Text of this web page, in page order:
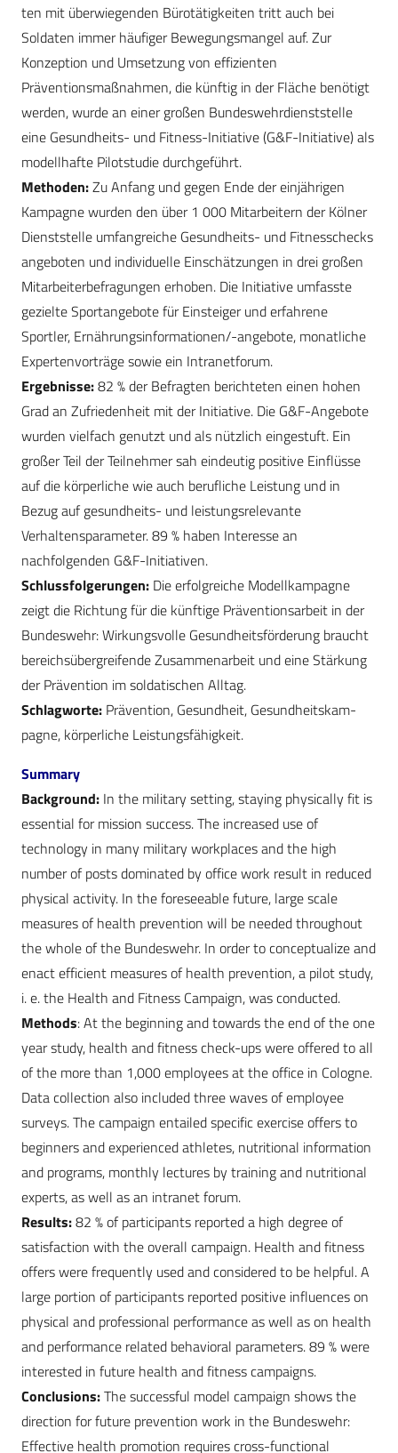
ten mit überwiegenden Bürotätigkeiten tritt auch bei
Soldaten immer häufiger Bewegungsmangel auf. Zur
Konzeption und Umsetzung von effizienten
Präventionsmaßnahmen, die künftig in der Fläche benötigt
werden, wurde an einer großen Bundeswehrdienststelle
eine Gesundheits- und Fitness-­Initiative (G&F-Initiative) als
modellhafte Pilotstudie durchgeführt.
Methoden:Zu Anfang und gegen Ende der einjährigen
Kampagne wurden den über 1 000 Mitarbeitern der Kölner
Dienststelle umfangreiche Gesundheits- und Fitnesschecks
angeboten und individuelle Einschätzungen in drei großen
Mitarbeiterbefragungen erhoben. Die Initiative umfasste
gezielte Sportangebote für Einsteiger und erfahrene
Sportler, Ernährungsinformationen/-angebote, monatliche
Expertenvorträge sowie ein Intranetforum.
Ergebnisse:82 % der Befragten berichteten einen hohen
Grad an Zufriedenheit mit der Initiative. Die G&F-Angebote
wurden vielfach genutzt und als nützlich eingestuft. Ein
großer Teil der Teilnehmer sah eindeutig positive Einflüsse
auf die körperliche wie auch berufliche Leistung und in
Bezug auf gesundheits- und leistungsrelevante
Verhaltensparameter. 89 % haben Interesse an
nachfolgenden G&F-Initiativen.
Schlussfolgerungen: Die erfolgreiche Modellkampagne
zeigt die Richtung für die künftige Präventionsarbeit in der
Bundeswehr: Wirkungsvolle Gesundheitsförderung braucht
bereichsübergreifende Zusammenarbeit und eine Stärkung
der Prävention im soldatischen Alltag.
Schlagworte: Prävention, Gesundheit, Gesundheitskam­
pagne, körperliche Leistungsfähigkeit.
Summary
Background: In the military setting, staying physically fit is
essential for mission success. The increased use of
technology in many military workplaces and the high
number of posts dominated by office work result in reduced
physical activity. In the foreseeable future, large scale
measures of health prevention will be needed throughout
the whole of the Bundeswehr. In order to conceptualize and
enact efficient measures of health prevention, a pilot study,
i. e. the Health and Fitness Campaign, was conducted.
Methods: At the beginning and towards the end of the one
year study, health and fitness check-ups were offered to all
of the more than 1,000 employees at the office in Cologne.
Data collection also included three waves of employee
surveys. The campaign entailed specific exercise offers to
beginners and experienced athletes, nutritional information
and programs, monthly lectures by training and nutritional
experts, as well as an intranet forum.
Results:82 % of participants reported a high degree of
satisfaction with the overall campaign. Health and fitness
offers were frequently used and considered to be helpful. A
large portion of participants reported positive influences on
physical and professional performance as well as on health
and performance related behavioral parameters. 89 % were
interested in future health and fitness campaigns.
Conclusions:The successful model campaign shows the
direction for future prevention work in the Bundeswehr:
Effective health promotion requires cross-functional